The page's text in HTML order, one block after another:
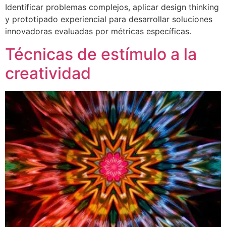
Identificar problemas complejos, aplicar design thinking
y prototipado experiencial para desarrollar soluciones
innovadoras evaluadas por métricas específicas.
Técnicas de estímulo a la
creatividad